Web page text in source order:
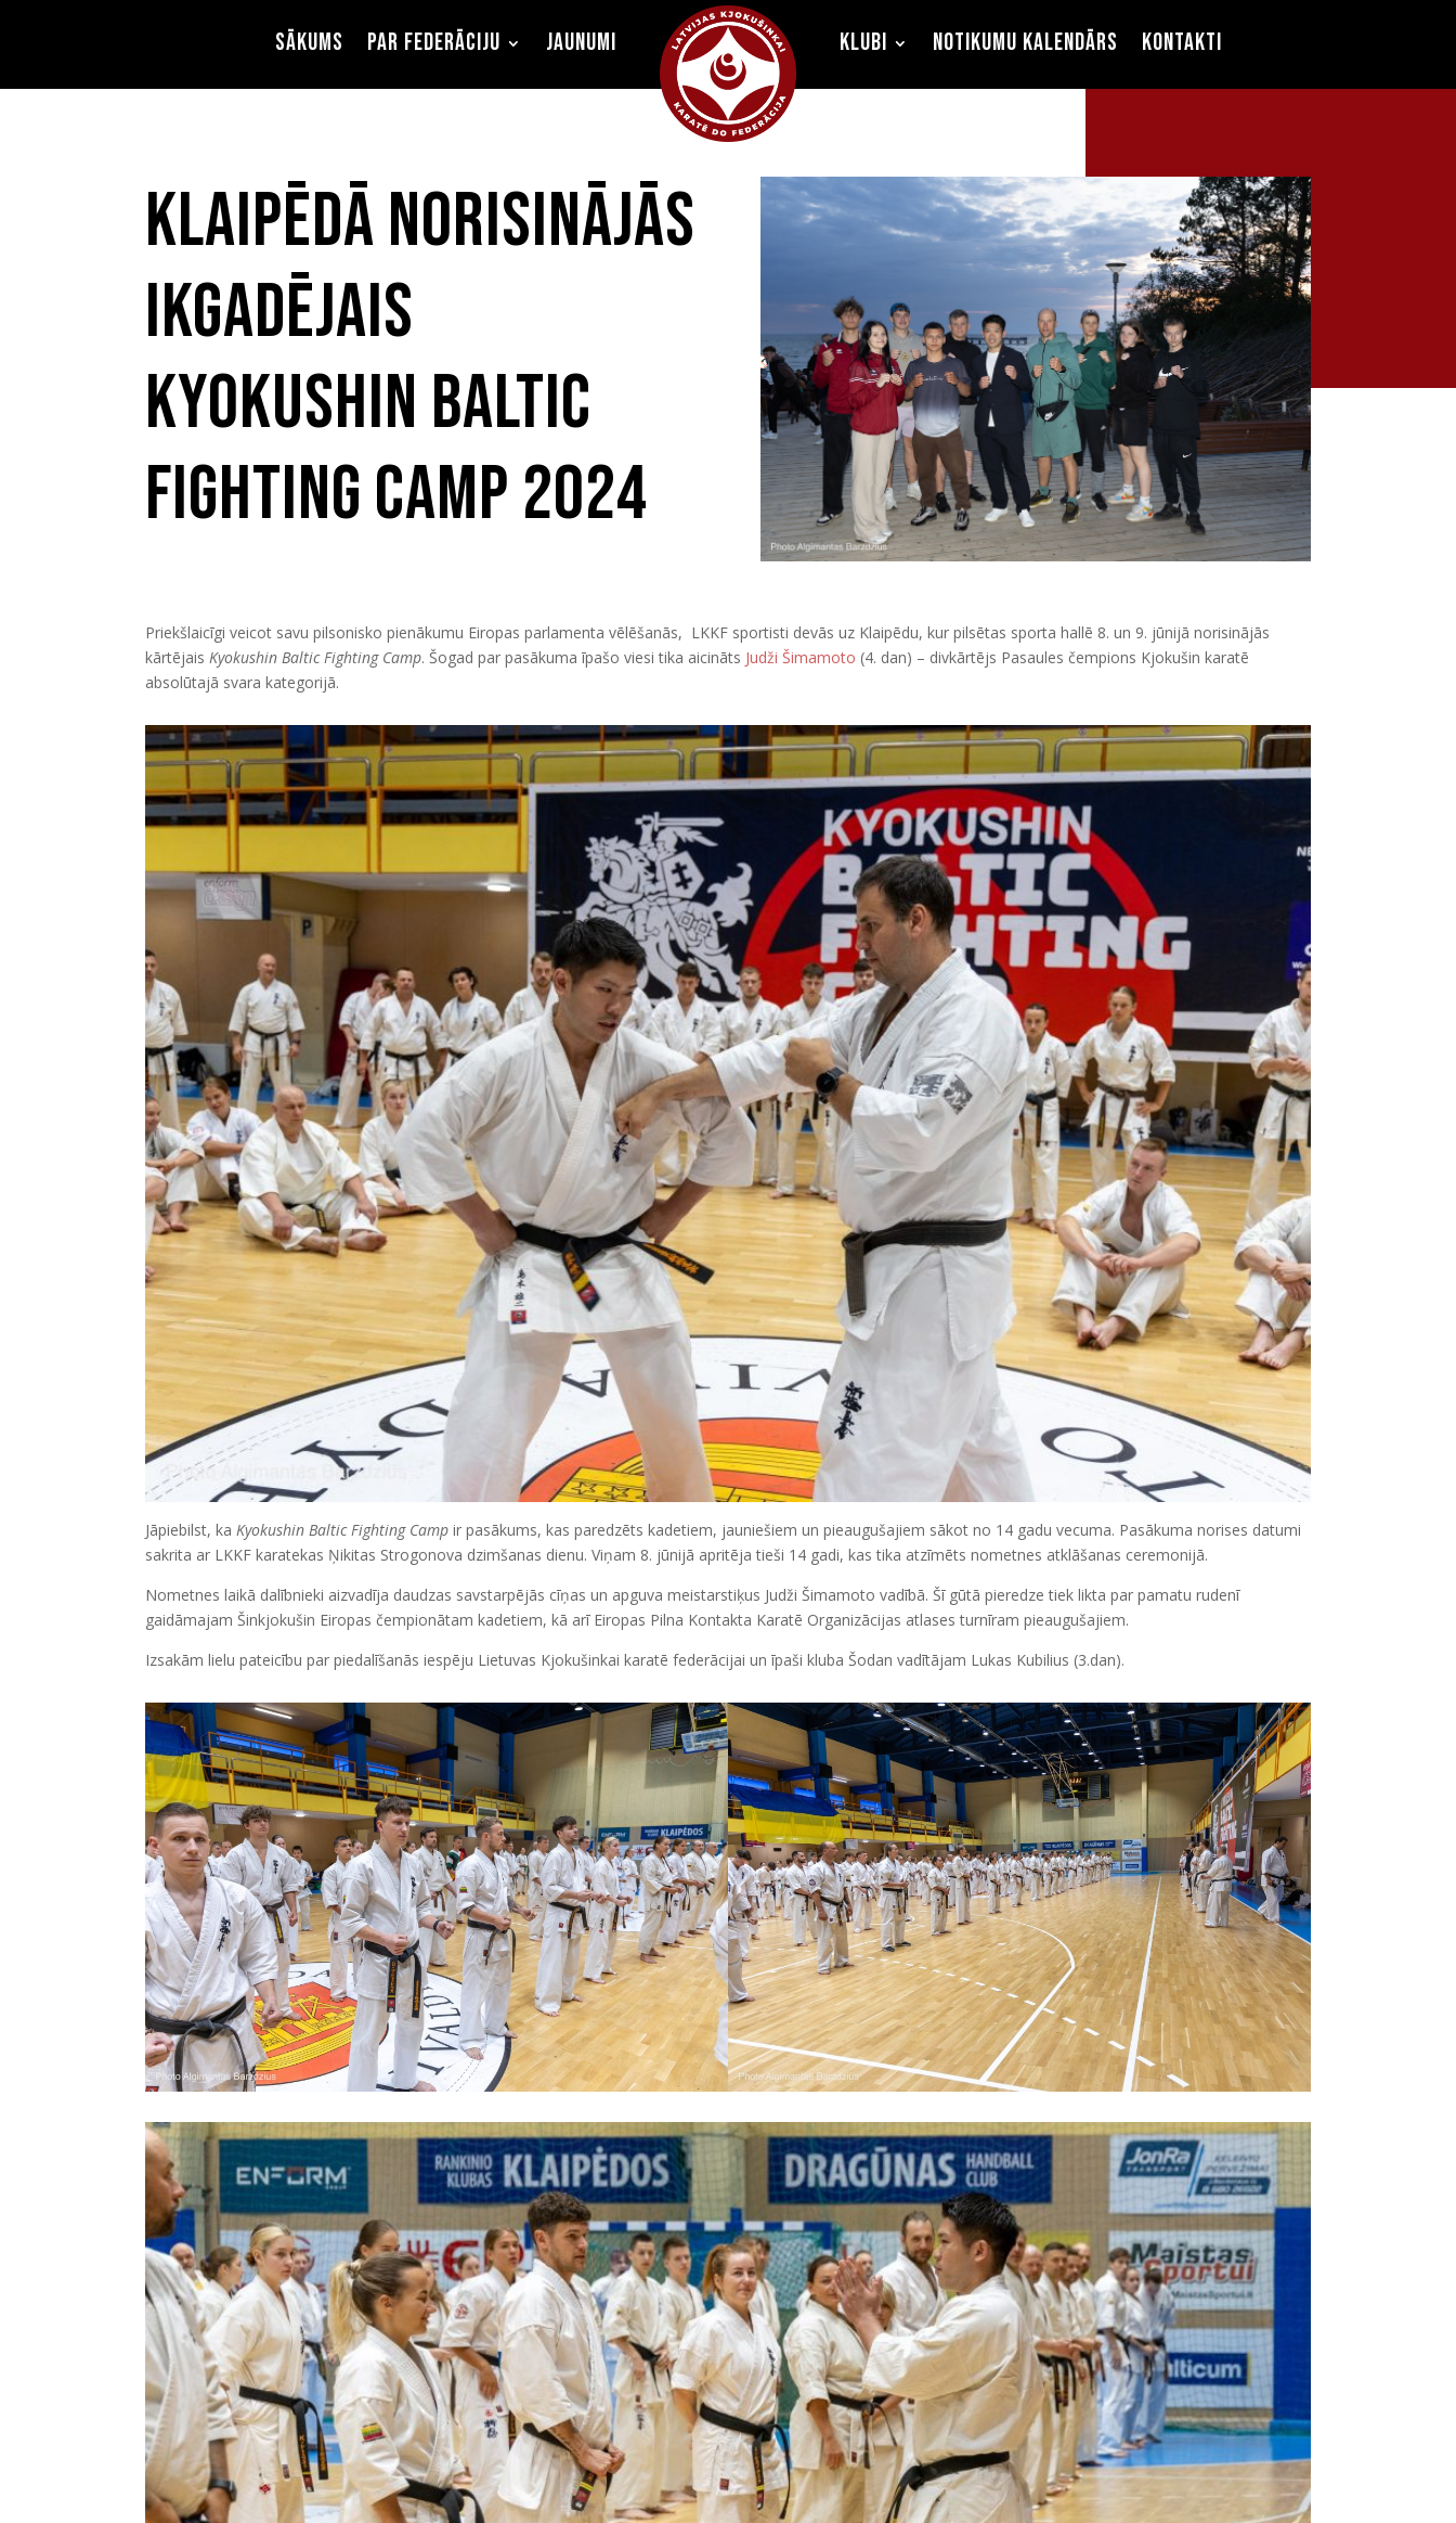
Sākums Par federāciju Jaunumi Klubi Notikumu kalendārs Kontakti
Klaipēdā norisinājās
ikgadējais
Kyokushin Baltic
Fighting Camp 2024
Priekšlaicīgi veicot savu pilsonisko pienākumu Eiropas parlamenta vēlēšanās, LKKF sportisti devās uz Klaipēdu, kur pilsētas sporta hallē 8. un 9. jūnijā norisinājās
kārtējaisKyokushin Baltic Fighting Camp. Šogad par pasākuma īpašo viesi tika aicināts Judži Šimamoto (4. dan) – divkārtējs Pasaules čempions Kjokušin karatē
absolūtajā svara kategorijā.
Jāpiebilst, kaKyokushin Baltic Fighting Camp ir pasākums, kas paredzēts kadetiem, jauniešiem un pieaugušajiem sākot no 14 gadu vecuma. Pasākuma norises datumi
sakrita ar LKKF karatekas Ņikitas Strogonova dzimšanas dienu. Viņam 8. jūnijā apritēja tieši 14 gadi, kas tika atzīmēts nometnes atklāšanas ceremonijā.
Nometnes laikā dalībnieki aizvadīja daudzas savstarpējās cīņas un apguva meistarstiķus Judži Šimamoto vadībā. Šī gūtā pieredze tiek likta par pamatu rudenī
gaidāmajam Šinkjokušin Eiropas čempionātam kadetiem, kā arī Eiropas Pilna Kontakta Karatē Organizācijas atlases turnīram pieaugušajiem.
Izsakām lielu pateicību par piedalīšanās iespēju Lietuvas Kjokušinkai karatē federācijai un īpaši kluba Šodan vadītājam Lukas Kubilius (3.dan).